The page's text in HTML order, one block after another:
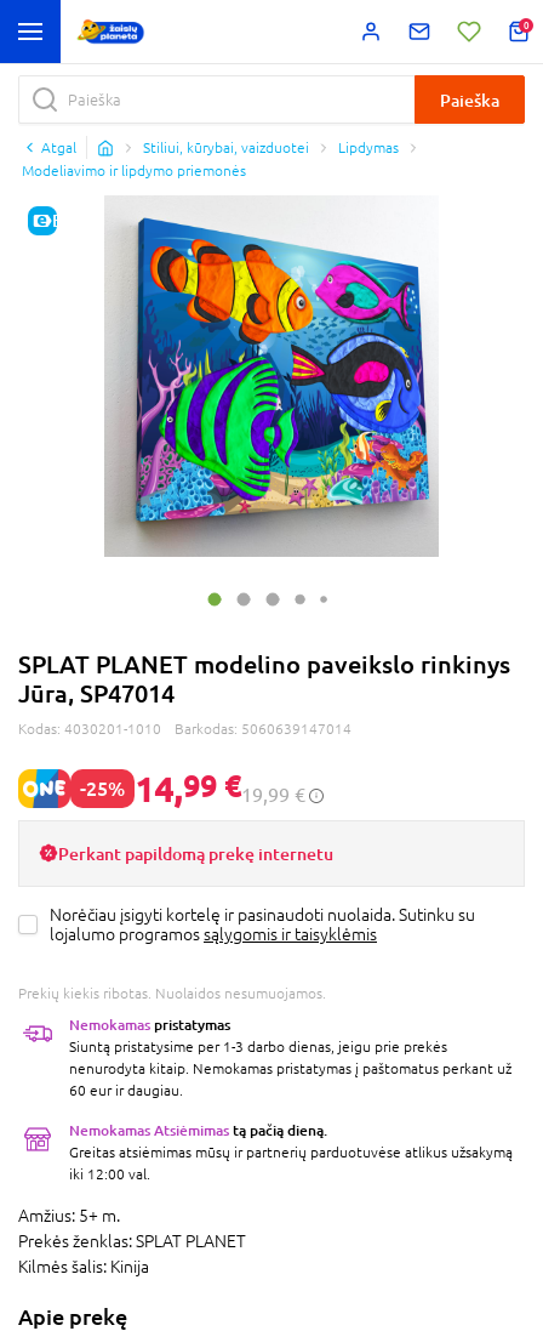
0
Paieška
Atgal Stiliui, kūrybai, vaizduotei
Lipdymas
Modeliavimo ir lipdymo priemonės
E-KAINA
SPLAT PLANET modelino paveikslo rinkinys
Jūra, SP47014
Kodas: 4030201-1010 Barkodas: 5060639147014
-25% 14,99 €19,99 €
Perkant papildomą prekę internetu
Norėčiau įsigyti kortelę ir pasinaudoti nuolaida. Sutinku su
lojalumo programossąlygomis ir taisyklėmis
Prekių kiekis ribotas. Nuolaidos nesumuojamos.
Nemokamas pristatymas
Siuntą pristatysime per 1-3 darbo dienas, jeigu prie prekės
nenurodyta kitaip. Nemokamas pristatymas į paštomatus perkant už
60 eur ir daugiau.
Nemokamas Atsiėmimas tą pačią dieną.
Greitas atsiėmimas mūsų ir partnerių parduotuvėse atlikus užsakymą
iki 12:00 val.
Amžius: 5+ m.
Prekės ženklas:SPLAT PLANET
Kilmės šalis: Kinija
Apie prekę